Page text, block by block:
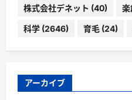
株式会社デネット (40) 楽
科学 (2646) 育毛 (24)
アーカイブ